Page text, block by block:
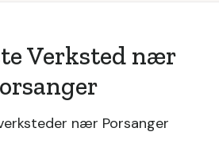
Verksted nær
nær Porsanger